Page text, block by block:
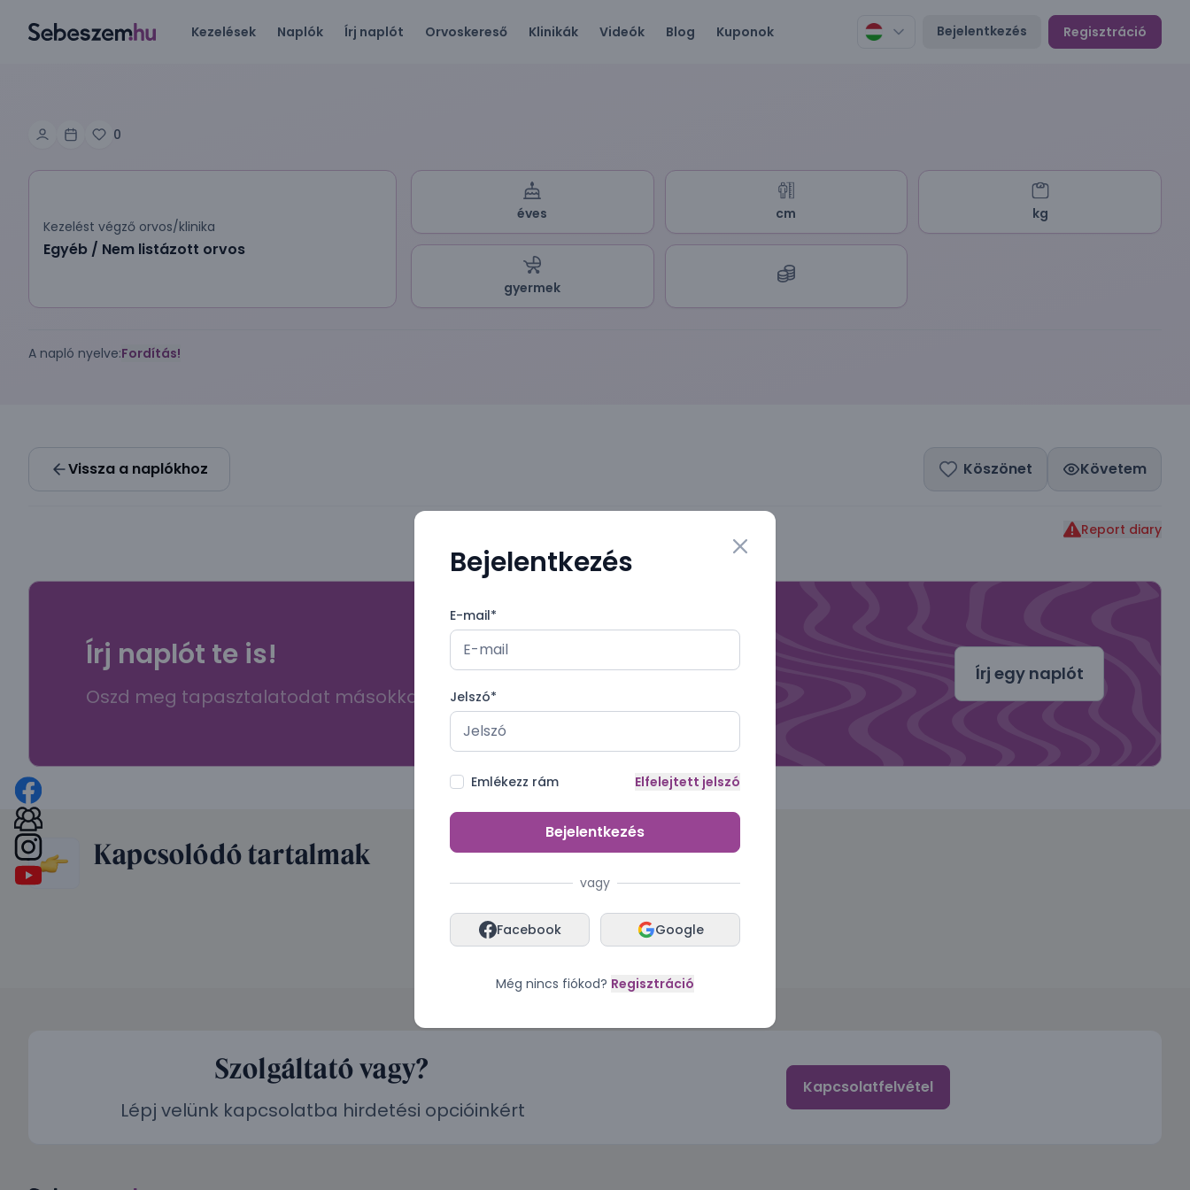
Bejelentkezés Regisztráció
Kezelések Naplók Írj naplót Orvoskereső Klinikák Videók Blog Kuponok
0
Kezelést végző orvos/klinika
Egyéb / Nem listázott orvos
éves cm kg
gyermek
A napló nyelve:Fordítás!
Vissza a naplókhoz Köszönet Követem
Report diary
Írj naplót te is!
Oszd meg tapasztalatodat másokkal
Írj egy naplót
Kapcsolódó tartalmak
Szolgáltató vagy?
Lépj velünk kapcsolatba hirdetési opcióinkért
Kapcsolatfelvétel
Bejelentkezés Close modal
E-mail*
Jelszó*
Emlékezz rám Elfelejtett jelszó
Bejelentkezés
vagy
Facebook Google
Még nincs fiókod? Regisztráció